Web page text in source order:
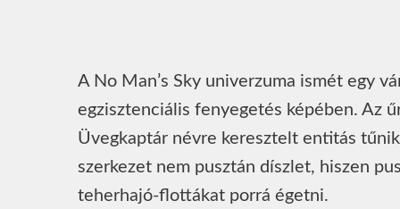
A No Man’s Sky univerzuma ismét egy
egzisztenciális fenyegetés képében. Az
Üvegkaptár névre keresztelt entitás
szerkezet nem pusztán díszlet, hiszen
teherhajó-flottákat porrá égetni.